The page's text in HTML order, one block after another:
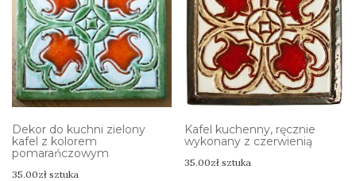
Dekor do kuchni zielony
kafel z kolorem
pomarańczowym
35.00zł sztuka
Kafel kuchenny, ręcznie
wykonany z czerwienią
35.00zł sztuka